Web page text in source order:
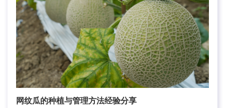
网纹瓜的种植与管理方法经验分享